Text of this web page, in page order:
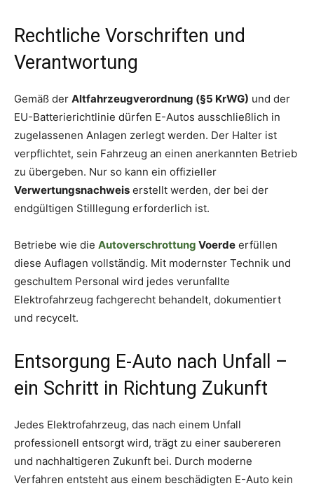
Rechtliche Vorschriften und
Verantwortung
Gemäß der Altfahrzeugverordnung (§5 KrWG) und der
EU-Batterierichtlinie dürfen E-Autos ausschließlich in
zugelassenen Anlagen zerlegt werden. Der Halter ist
verpflichtet, sein Fahrzeug an einen anerkannten Betrieb
zu übergeben. Nur so kann ein offizieller
Verwertungsnachweis erstellt werden, der bei der
endgültigen Stilllegung erforderlich ist.
Betriebe wie die Autoverschrottung Voerde erfüllen
diese Auflagen vollständig. Mit modernster Technik und
geschultem Personal wird jedes verunfallte
Elektrofahrzeug fachgerecht behandelt, dokumentiert
und recycelt.
Entsorgung E-Auto nach Unfall –
ein Schritt in Richtung Zukunft
Jedes Elektrofahrzeug, das nach einem Unfall
professionell entsorgt wird, trägt zu einer saubereren
und nachhaltigeren Zukunft bei. Durch moderne
Verfahren entsteht aus einem beschädigten E-Auto kein